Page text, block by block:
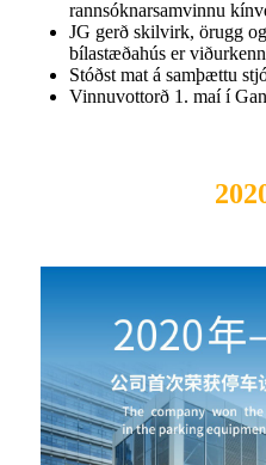
rannsóknarsamvinnu
JG gerð skilvirk, örugg
bílastæðahús er
Stóðst mat á samþættu
Vinnuvottorð 1. maí í